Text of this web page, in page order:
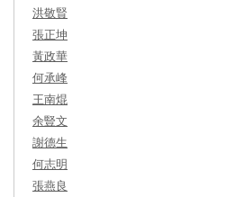
洪敬賢
張正坤
黃政華
何承峰
王南焜
余豎文
謝德生
何志明
張燕良